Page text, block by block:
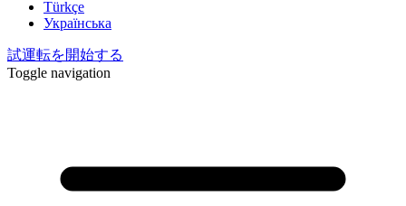
Türkçe
Українська
試運転を開始する
Toggle navigation